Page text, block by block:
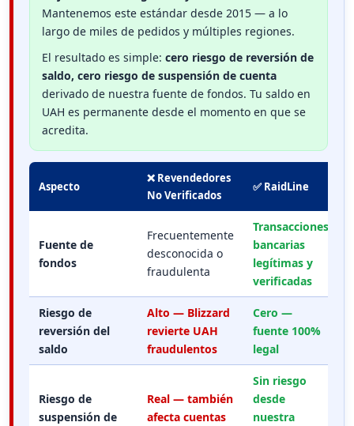
Mantenemos este estándar desde 2015 — a lo
largo de miles de pedidos y múltiples regiones.
El resultado es simple: cero riesgo de reversión de
saldo, cero riesgo de suspensión de cuenta
derivado de nuestra fuente de fondos. Tu saldo en
UAH es permanente desde el momento en que se
acredita.
Aspecto
❌ Revendedores
No Verificados
✅ RaidLine
Fuente de
fondos
Frecuentemente
desconocida o
fraudulenta
Transacciones
bancarias
legítimas y
verificadas
Riesgo de
reversión del
saldo
Alto — Blizzard
revierte UAH
fraudulentos
Cero —
fuente 100%
legal
Riesgo de
suspensión de
Real — también
afecta cuentas
Sin riesgo
desde
nuestra